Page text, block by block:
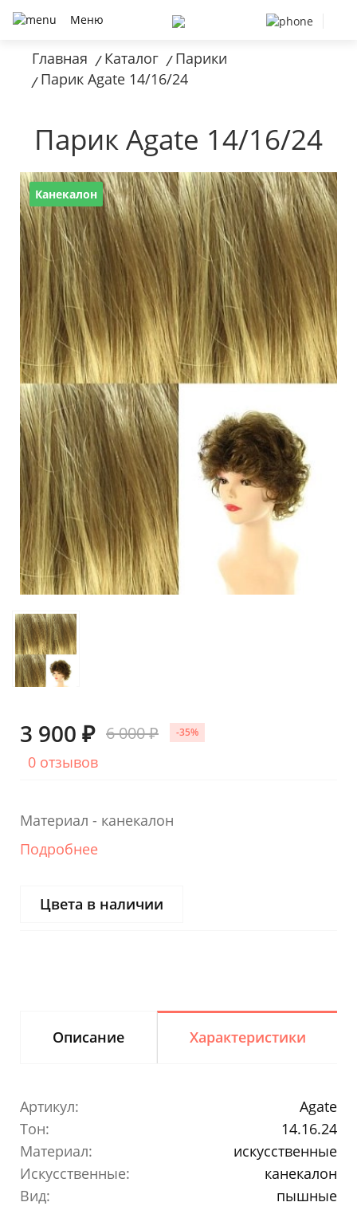
Меню
Главная / Каталог / Парики
/ Парик Agate 14/16/24
Парик Agate 14/16/24
Канекалон
3 900 ₽ 6 000 ₽ -35%
0 отзывов
Материал - канекалон
Подробнее
Цвета в наличии
Описание Характеристики
Артикул:
Agate
Тон:
14.16.24
Материал:
искусственные
Искусственные:
канекалон
Вид:
пышные